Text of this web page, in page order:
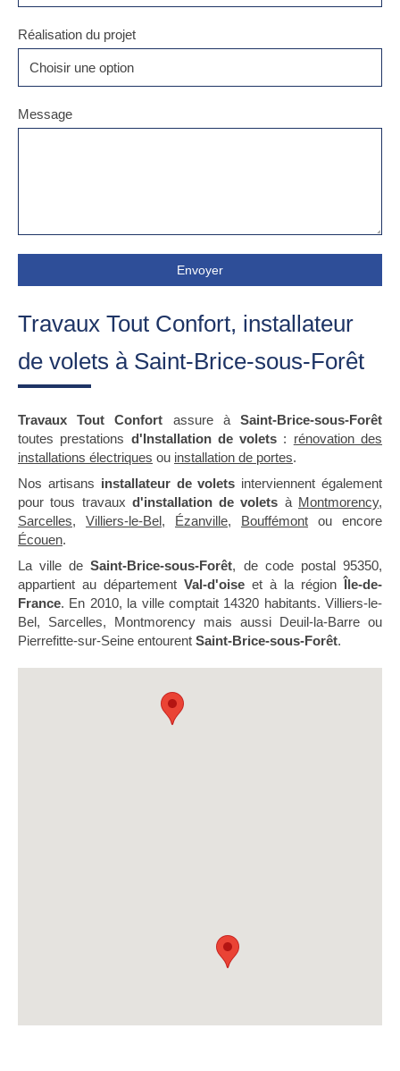
Réalisation du projet
Choisir une option
Message
Envoyer
Travaux Tout Confort, installateur
de volets à Saint-Brice-sous-Forêt
Travaux Tout Confort assure àSaint-Brice-sous-Forêt
toutes prestations d'Installation de volets : rénovation des
installations électriques ou installation de portes.
Nos artisans installateur de volets interviennent également
pour tous travaux d'installation de volets à Montmorency,
Sarcelles, Villiers-le-Bel, Ézanville, Bouffémont ou encore
Écouen.
La ville deSaint-Brice-sous-Forêt, de code postal 95350,
appartient au département Val-d'oise et à la région Île-de-
France. En 2010, la ville comptait 14320 habitants. Villiers-le-
Bel, Sarcelles, Montmorency mais aussi Deuil-la-Barre ou
Pierrefitte-sur-Seine entourent Saint-Brice-sous-Forêt.